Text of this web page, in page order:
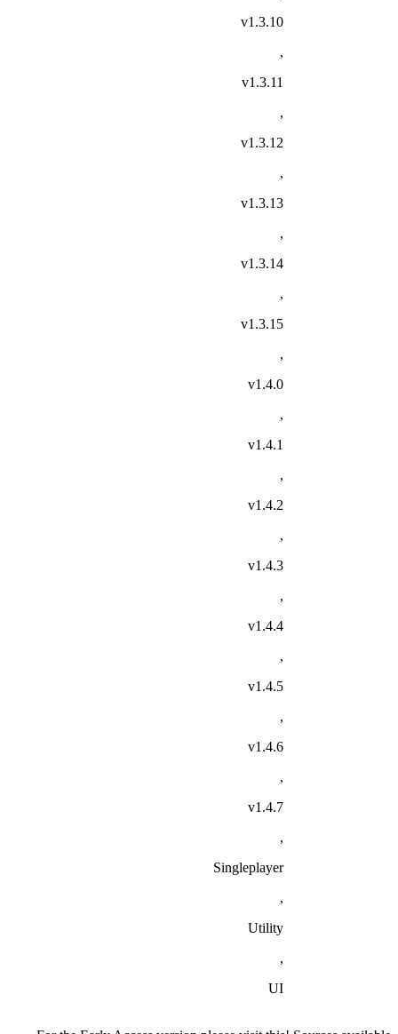
v1.3.10
,
v1.3.11
,
v1.3.12
,
v1.3.13
,
v1.3.14
,
v1.3.15
,
v1.4.0
,
v1.4.1
,
v1.4.2
,
v1.4.3
,
v1.4.4
,
v1.4.5
,
v1.4.6
,
v1.4.7
,
Singleplayer
,
Utility
,
UI